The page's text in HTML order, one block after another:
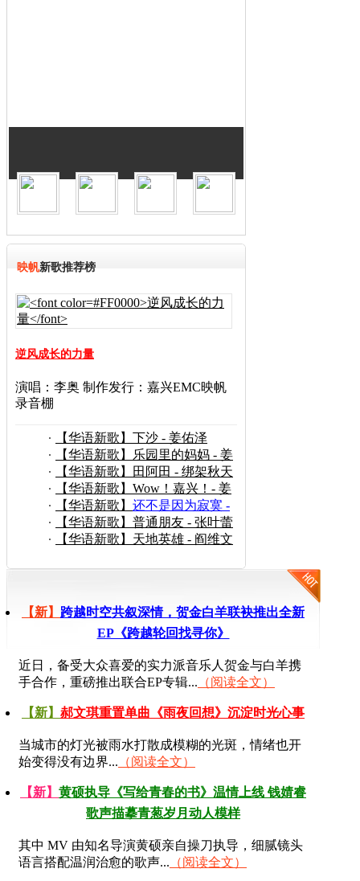
映帆新歌推荐榜
逆风成长的力量
演唱：李奥 制作发行：嘉兴EMC映帆
录音棚
【华语新歌】下沙 - 姜佑泽
【华语新歌】乐园里的妈妈 - 姜
佑泽/郝文琪
【华语新歌】田阿田 - 绑架秋天
（强势推荐）
【华语新歌】Wow！嘉兴！- 姜
佑泽/郝文琪
【华语新歌】 还不是因为寂寞 -
张韵鸷
【华语新歌】普通朋友 - 张叶蕾
【华语新歌】天地英雄 - 阎维文
【新】 跨越时空共叙深情，贺金白羊联袂推出全新
EP《跨越轮回找寻你》
近日，备受大众喜爱的实力派音乐人贺金与白羊携
手合作，重磅推出联合EP专辑... （阅读全文）
【新】 郝文琪重置单曲《雨夜回想》沉淀时光心事
当城市的灯光被雨水打散成模糊的光斑，情绪也开
始变得没有边界... （阅读全文）
【新】 黄硕执导《写给青春的书》温情上线 钱婧睿
歌声描摹青葱岁月动人模样
其中 MV 由知名导演黄硕亲自操刀执导，细腻镜头
语言搭配温润治愈的歌声... （阅读全文）